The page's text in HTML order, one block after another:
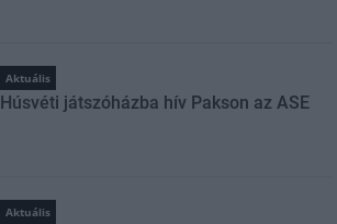
Aktuális
Húsvéti játszóházba hív Pakson az ASE
Aktuális